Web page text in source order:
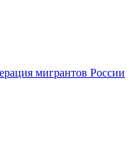
мигрантов России